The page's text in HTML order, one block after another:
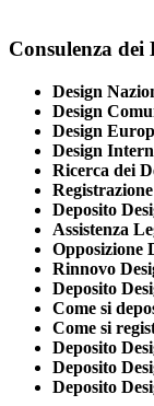
Consulenza dei
Design
Design
Design
Design
Ricerca dei
Deposito
Assistenza
Opposizione
Rinnovo
Deposito
Come si
Come si
Deposito
Deposito
Deposito